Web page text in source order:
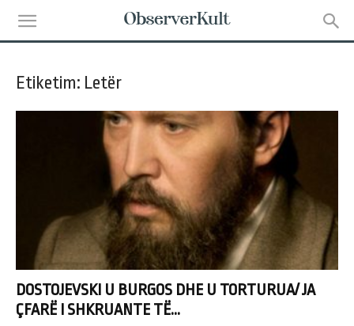
Etiketim: Letër
DOSTOJEVSKI U BURGOS DHE U TORTURUA/ JA
ÇFARË I SHKRUANTE TË...